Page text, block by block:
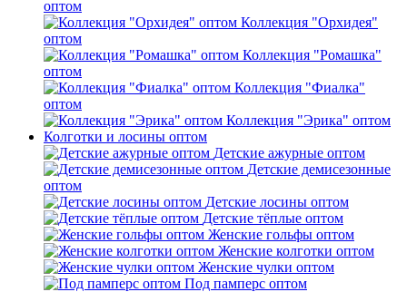
оптом
Коллекция "Орхидея"
оптом
Коллекция "Ромашка"
оптом
Коллекция "Фиалка"
оптом
Коллекция "Эрика" оптом
Колготки и лосины оптом
Детские ажурные оптом
Детские демисезонные
оптом
Детские лосины оптом
Детские тёплые оптом
Женские гольфы оптом
Женские колготки оптом
Женские чулки оптом
Под памперс оптом